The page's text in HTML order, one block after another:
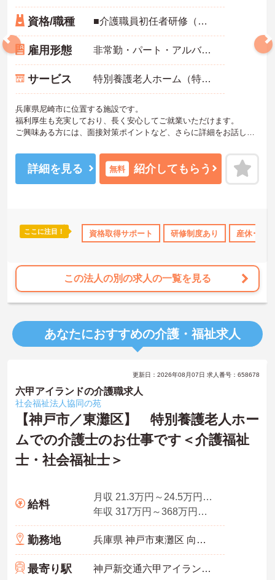
育児補助 ブランクOK 資格取得サポート 研修制度あり
資格/職種 ■介護職員初任者研修（ヘルパー2級）以上、介護福祉士 いずれか
雇用形態 非常勤・パート・アルバイト
サービス 特別養護老人ホーム（特養）
兵庫県尼崎市に位置する施設です。
福利厚生も充実しており、長く安心してご就業いただけます。
ご興味ある方には、面接対策ポイントなど、さらに詳細をお話しい
詳細を見る 無料 紹介してもらう
ここに注目！ 資格取得サポート 研修制度あり 産休･育
この法人の別の求人の一覧を見る
あなたにおすすめの介護・福祉求人
更新日：2026年08月07日 求人番号：658678
六甲アイランドの介護職求人
社会福祉法人協同の苑
【神戸市／東灘区】 特別養護老人ホー
ムでの介護士のお仕事です＜介護福祉
士・社会福祉士＞
給料
月収 21.3万円～24.5万円程度（諸手当含む）
年収 317万円～368万円程度（賞与3.7ヵ月の場合）
勤務地 兵庫県 神戸市東灘区 向洋町中3-1-2
最寄り駅 神戸新交通六甲アイランド線「アイランドセンター駅」徒歩4分